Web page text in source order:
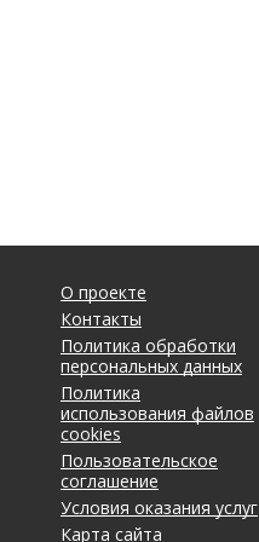
О проекте
Контакты
Политика обработки
персональных данных
Политика
использования файлов
cookies
Пользовательское
соглашение
Условия оказания услуг
Карта сайта